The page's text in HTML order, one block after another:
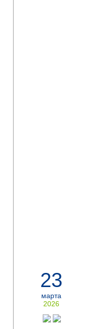
23
марта
2026